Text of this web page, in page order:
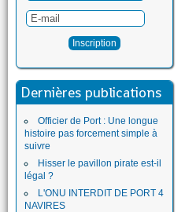
Dernières publications
Officier de Port : Une longue
histoire pas forcement simple à
suivre
Hisser le pavillon pirate est-il
légal ?
L'ONU INTERDIT DE PORT 4
NAVIRES